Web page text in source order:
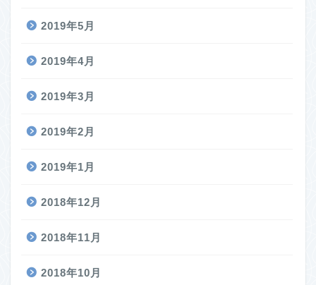
2019年5月
2019年4月
2019年3月
2019年2月
2019年1月
2018年12月
2018年11月
2018年10月